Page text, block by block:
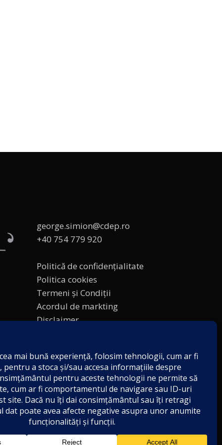
george.simion@cdep.ro
+40 754 779 920
Politică de confidențialitate
Politica cookies
Termeni și Condiții
Acordul de markting
Disclaimer